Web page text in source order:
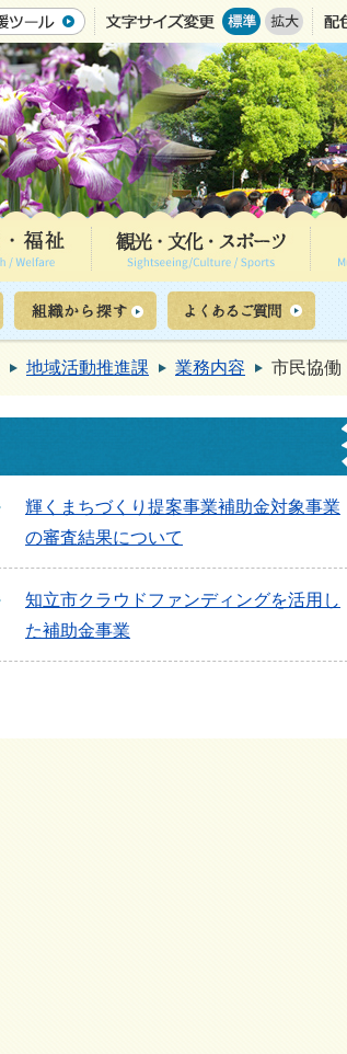
地域活動推進課 業務内容 市民協働
輝くまちづくり提案事業補助金対象事業
の審査結果について
知立市クラウドファンディングを活用し
た補助金事業